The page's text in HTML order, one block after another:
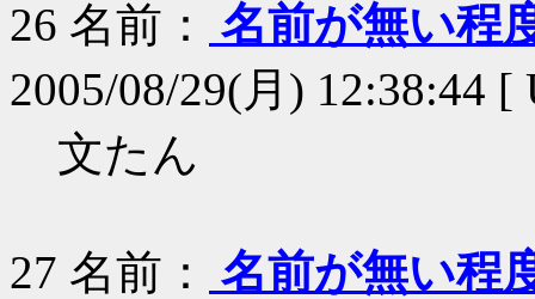
26 名前：
名前が無い程
2005/08/29(月) 12:38:44 [
文たん
27 名前：
名前が無い程